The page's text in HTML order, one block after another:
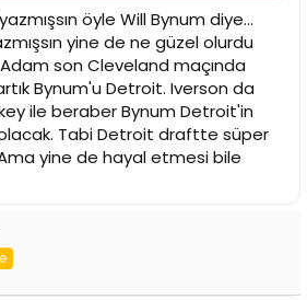
öyle Will Bynum diye...
yine de ne güzel olurdu
son Cleveland maçında
Bynum'u Detroit. Iverson da
ile beraber Bynum Detroit'in
Tabi Detroit draftte süper
yine de hayal etmesi bile